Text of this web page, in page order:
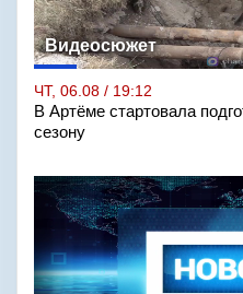
Видеосюжет
ЧТ, 06.08 / 19:12
В Артёме стартовала
сезону